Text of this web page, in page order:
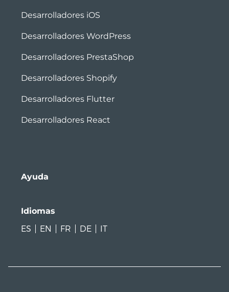
Desarrolladores iOS
Desarrolladores WordPress
Desarrolladores PrestaShop
Desarrolladores Shopify
Desarrolladores Flutter
Desarrolladores React
Ayuda
Idiomas
ES
EN FR DE IT